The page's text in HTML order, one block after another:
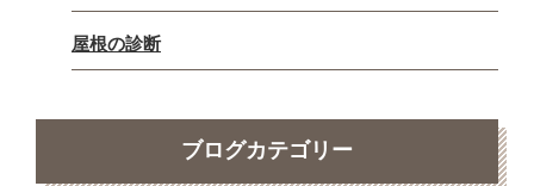
屋根の診断
ブログカテゴリー